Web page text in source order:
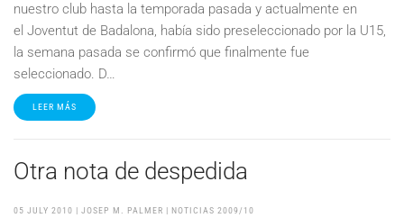
nuestro club hasta la temporada pasada y actualmente en
el Joventut de Badalona, había sido preseleccionado por la U15,
la semana pasada se confirmó que finalmente fue
seleccionado. D…
LEER MÁS
Otra nota de despedida
05 JULY 2010 | JOSEP M. PALMER | NOTICIAS 2009/10